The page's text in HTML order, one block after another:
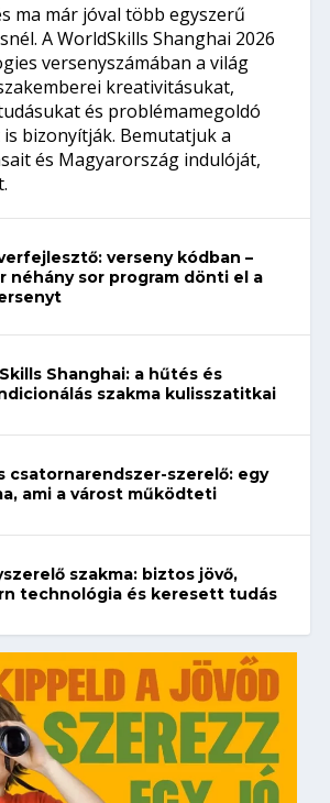
ma már jóval több egyszerű
A WorldSkills Shanghai 2026
versenyszámában a világ
kreativitásukat,
és problémamegoldó
bizonyítják. Bemutatjuk a
és Magyarország indulóját,
verseny kódban –
néhány sor program dönti el a
Shanghai: a hűtés és
szakma kulisszatitkai
csatornarendszer-szerelő: egy
ami a várost működteti
szakma: biztos jövő,
technológia és keresett tudás